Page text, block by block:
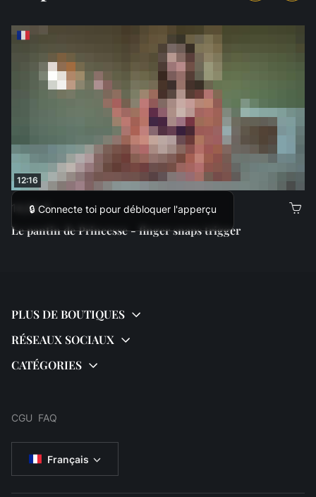
12:16
🔒 Connecte toi pour débloquer l'apperçu
14,99 €
Le pantin de Princesse - finger snaps trigger
CGU FAQ
Français